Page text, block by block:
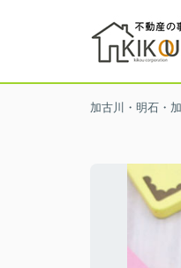
加古川・明石・